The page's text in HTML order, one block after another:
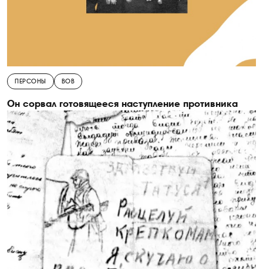
ПЕРСОНЫ ВОВ
Он сорвал готовящееся наступление противника